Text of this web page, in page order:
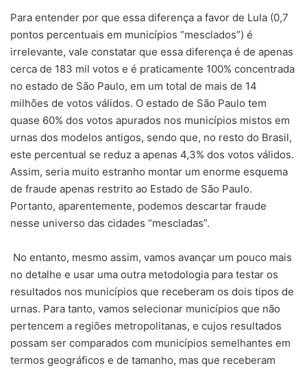
Para entender por que essa diferença a favor de Lula (0,7
pontos percentuais em municípios “mesclados”) é
irrelevante, vale constatar que essa diferença é de apenas
cerca de 183 mil votos e é praticamente 100% concentrada
no estado de São Paulo, em um total de mais de 14
milhões de votos válidos. O estado de São Paulo tem
quase 60% dos votos apurados nos municípios mistos em
urnas dos modelos antigos, sendo que, no resto do Brasil,
este percentual se reduz a apenas 4,3% dos votos válidos.
Assim, seria muito estranho montar um enorme esquema
de fraude apenas restrito ao Estado de São Paulo.
Portanto, aparentemente, podemos descartar fraude
nesse universo das cidades “mescladas”.
No entanto, mesmo assim, vamos avançar um pouco mais
no detalhe e usar uma outra metodologia para testar os
resultados nos municípios que receberam os dois tipos de
urnas. Para tanto, vamos selecionar municípios que não
pertencem a regiões metropolitanas, e cujos resultados
possam ser comparados com municípios semelhantes em
termos geográficos e de tamanho, mas que receberam